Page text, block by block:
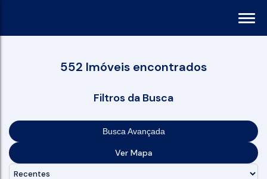
552 Imóveis encontrados
Busca Avançada
Ver Mapa